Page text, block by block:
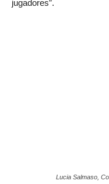
jugadores”.
Lucia Salmaso,